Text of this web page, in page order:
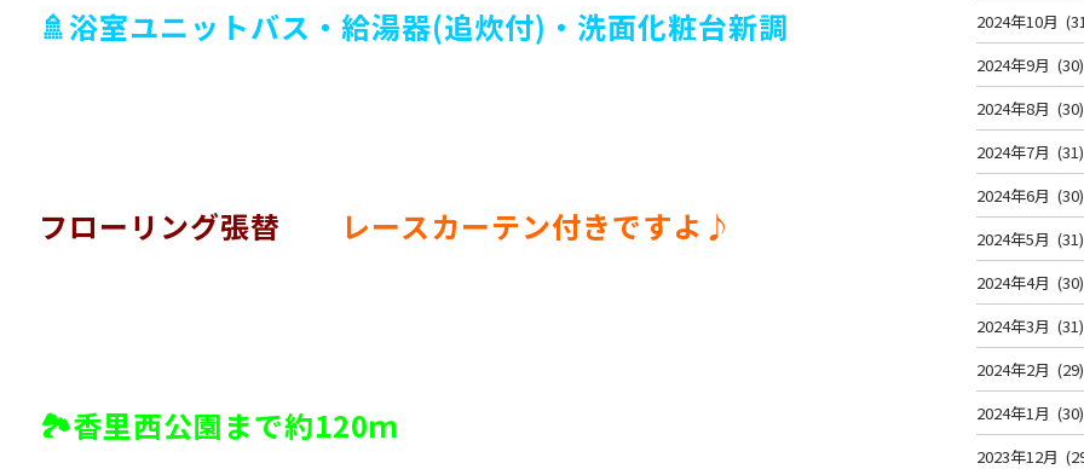
🚿浴室ユニットバス・給湯器(追炊付)・洗面化粧台新調
フローリング張替 レースカーテン付きですよ♪
🏞香里西公園まで約120ｍ
2024年10月
2024年9月 (30)
2024年8月 (30)
2024年7月 (31)
2024年6月 (30)
2024年5月 (31)
2024年4月 (30)
2024年3月 (31)
2024年2月 (29)
2024年1月 (30)
2023年12月